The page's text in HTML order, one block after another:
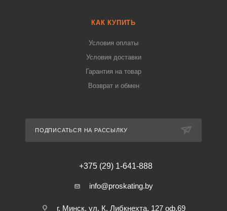
КАК КУПИТЬ
Условия оплаты
Условия доставки
Гарантия на товар
Возврат и обмен
ПОДПИСАТЬСЯ НА РАССЫЛКУ
+375 (29) 1-641-888
info@proskating.by
г. Минск, ул. К. Либкнехта, 127 оф.69